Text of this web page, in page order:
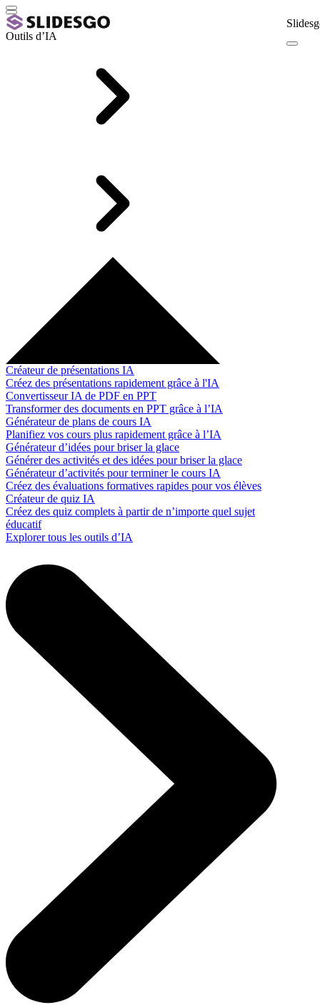
Outils d’IA
Créateur de présentations IA
Créez des présentations rapidement grâce à l'IA
Convertisseur IA de PDF en PPT
Transformer des documents en PPT grâce à l’IA
Générateur de plans de cours IA
Planifiez vos cours plus rapidement grâce à l’IA
Générateur d’idées pour briser la glace
Générer des activités et des idées pour briser la glace
Générateur d’activités pour terminer le cours IA
Créez des évaluations formatives rapides pour vos élèves
Créateur de quiz IA
Créez des quiz complets à partir de n’importe quel sujet
éducatif
Explorer tous les outils d’IA